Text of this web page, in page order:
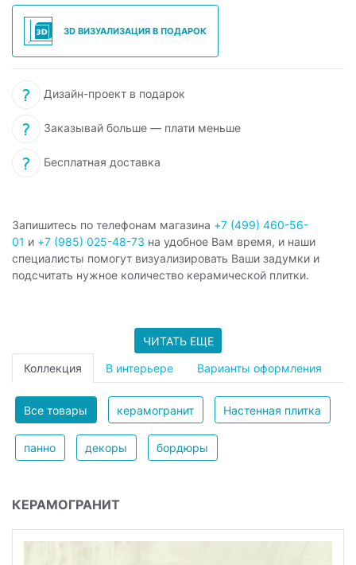
3D ВИЗУАЛИЗАЦИЯ В ПОДАРОК
Дизайн-проект в подарок
Заказывай больше — плати меньше
Бесплатная доставка
Запишитесь по телефонам магазина +7 (499) 460-56-
01 и +7 (985) 025-48-73 на удобное Вам время, и наши
специалисты помогут визуализировать Ваши задумки и
подсчитать нужное количество керамической плитки.
ЧИТАТЬ ЕЩЕ
Коллекция В интерьере Варианты оформления
Все товары керамогранит Настенная плитка
панно декоры бордюры
КЕРАМОГРАНИТ